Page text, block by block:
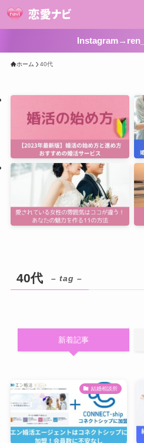
ホーム 40代
40代 – tag –
新着記事
結婚相談所